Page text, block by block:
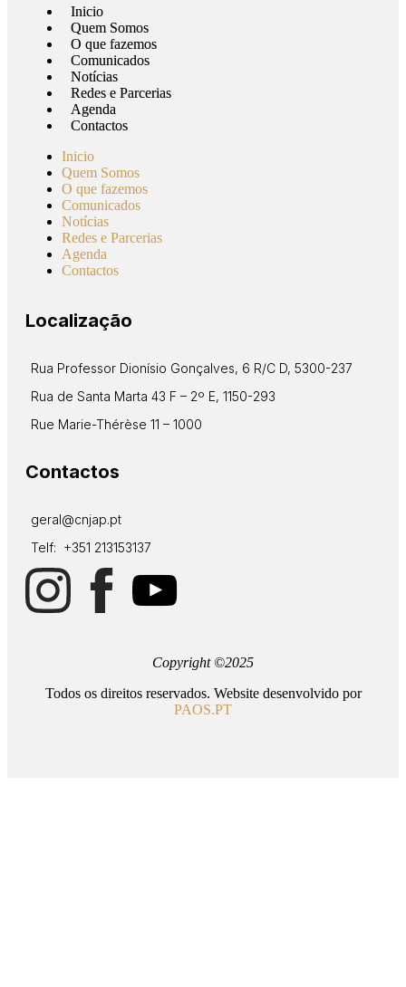
Inicio
Quem Somos
O que fazemos
Comunicados
Notícias
Redes e Parcerias
Agenda
Contactos
Inicio
Quem Somos
O que fazemos
Comunicados
Notícias
Redes e Parcerias
Agenda
Contactos
Localização
Rua Professor Dionísio Gonçalves, 6 R/C D, 5300-237
Rua de Santa Marta 43 F – 2º E, 1150-293
Rue Marie-Thérèse 11 – 1000
Contactos
geral@cnjap.pt
Telf: +351 213153137
Copyright ©2025
Todos os direitos reservados. Website desenvolvido por
PAOS.PT